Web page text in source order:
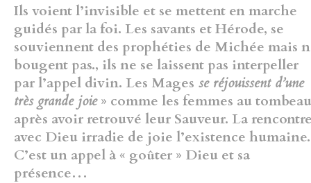
Ils voient l’invisible et se mettent en marche
guidés par la foi. Les savants et Hérode, se
souviennent des prophéties de Michée mais
bougent pas., ils ne se laissent pas interpeller
par l’appel divin. Les Mages se réjouissent d’une
très grande joie» comme les femmes au tombeau
après avoir retrouvé leur Sauveur. La
avec Dieu irradie de joie l’existence humaine.
C’est un appel à « goûter » Dieu et sa
présence…